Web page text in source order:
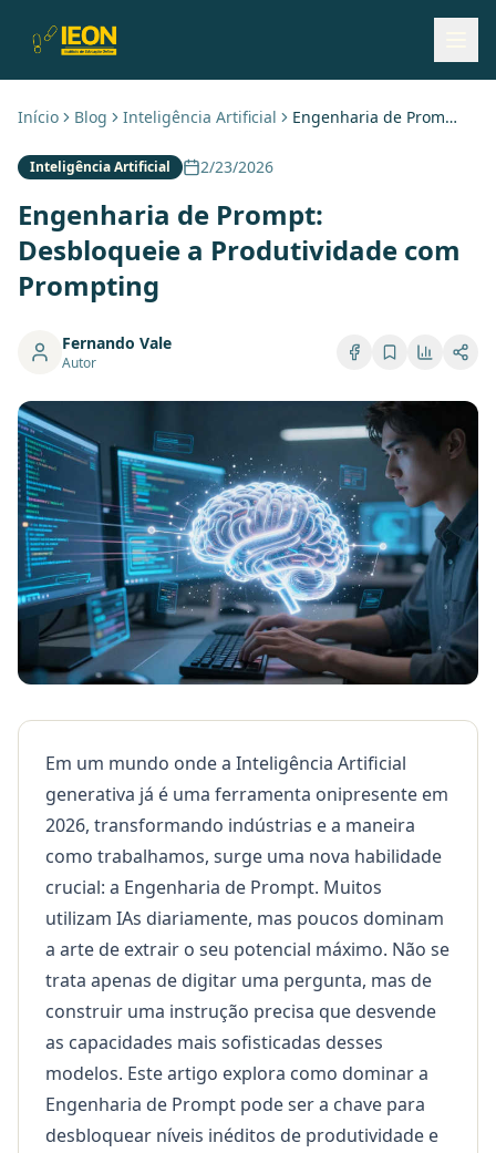
Início Blog Inteligência Artificial Engenharia de Prompt: Desbloqueie a Produtividade com Prompting
Inteligência Artificial 2/23/2026
Engenharia de Prompt:
Desbloqueie a Produtividade com
Prompting
Fernando Vale
Autor
Em um mundo onde a Inteligência Artificial
generativa já é uma ferramenta onipresente em
2026, transformando indústrias e a maneira
como trabalhamos, surge uma nova habilidade
crucial: a Engenharia de Prompt. Muitos
utilizam IAs diariamente, mas poucos dominam
a arte de extrair o seu potencial máximo. Não se
trata apenas de digitar uma pergunta, mas de
construir uma instrução precisa que desvende
as capacidades mais sofisticadas desses
modelos. Este artigo explora como dominar a
Engenharia de Prompt pode ser a chave para
desbloquear níveis inéditos de produtividade e